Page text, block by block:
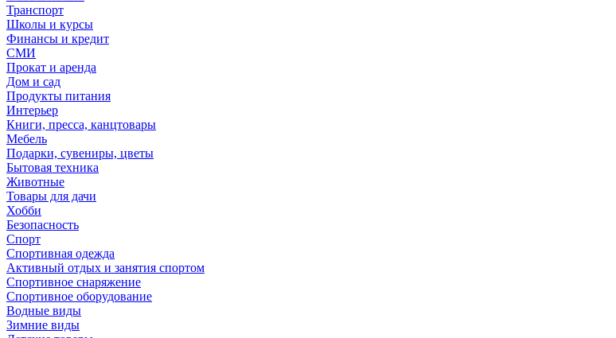
Транспорт
Школы и курсы
Финансы и кредит
СМИ
Прокат и аренда
Дом и сад
Продукты питания
Интерьер
Книги, пресса, канцтовары
Мебель
Подарки, сувениры, цветы
Бытовая техника
Животные
Товары для дачи
Хобби
Безопасность
Спорт
Спортивная одежда
Активный отдых и занятия спортом
Спортивное снаряжение
Спортивное оборудование
Водные виды
Зимние виды